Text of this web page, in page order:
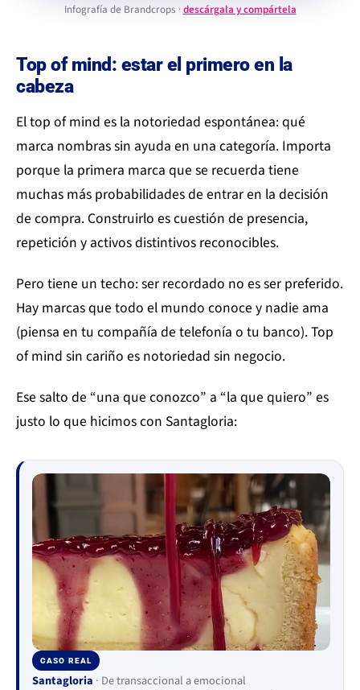
Infografía de Brandcrops ·descárgala y compártela
Top of mind: estar el primero en la
cabeza
El top of mind es la notoriedad espontánea: qué
marca nombras sin ayuda en una categoría. Importa
porque la primera marca que se recuerda tiene
muchas más probabilidades de entrar en la decisión
de compra. Construirlo es cuestión de presencia,
repetición y activos distintivos reconocibles.
Pero tiene un techo: ser recordado no es ser preferido.
Hay marcas que todo el mundo conoce y nadie ama
(piensa en tu compañía de telefonía o tu banco). Top
of mind sin cariño es notoriedad sin negocio.
Ese salto de “una que conozco” a “la que quiero” es
justo lo que hicimos con Santagloria:
▶
CASO REAL
Santagloria · De transaccional a emocional